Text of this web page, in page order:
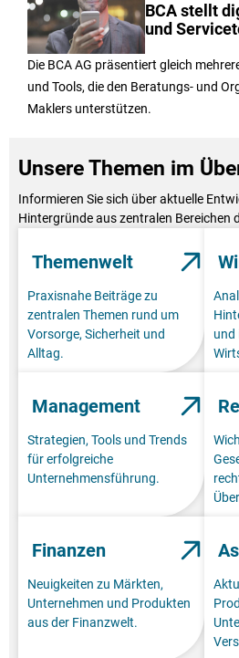
BCA stellt
und
Die BCA AG präsentiert gleich
und Tools, die den Beratungs- und
Maklers unterstützen.
Unsere Themen im
Informieren Sie sich über aktuelle
Hintergründe aus zentralen Bereichen
Themenwelt
Praxisnahe Beiträge zu
zentralen Themen rund um
Vorsorge, Sicherheit und
Alltag.
und
Management
Strategien, Tools und Trends
für erfolgreiche
Unternehmensführung.
Finanzen
Neuigkeiten zu Märkten,
Unternehmen und Produkten
aus der Finanzwelt.